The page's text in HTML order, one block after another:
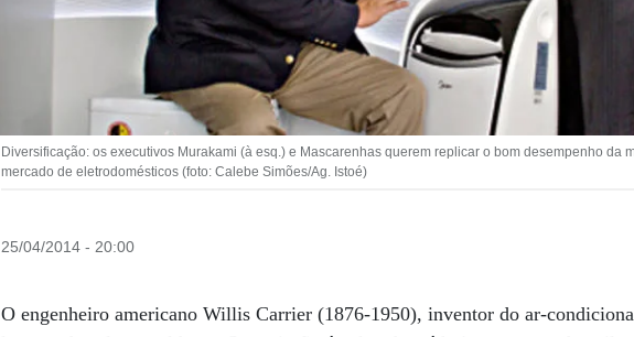
Diversificação: os executivos Murakami (à esq.) e Mascarenhas querem replicar o bom desempenho da
mercado de eletrodomésticos (foto: Calebe Simões/Ag. Istoé)
25/04/2014 - 20:00
O engenheiro americano Willis Carrier (1876-1950), inventor do ar-